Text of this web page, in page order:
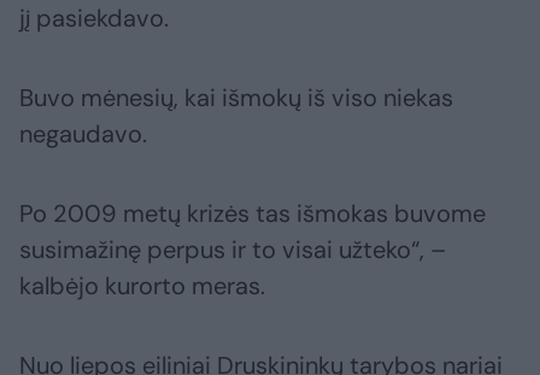
jį pasiekdavo.
Buvo mėnesių, kai išmokų iš viso niekas
negaudavo.
Po 2009 metų krizės tas išmokas buvome
susimažinę perpus ir to visai užteko“, –
kalbėjo kurorto meras.
Nuo liepos eiliniai Druskininkų tarybos nariai